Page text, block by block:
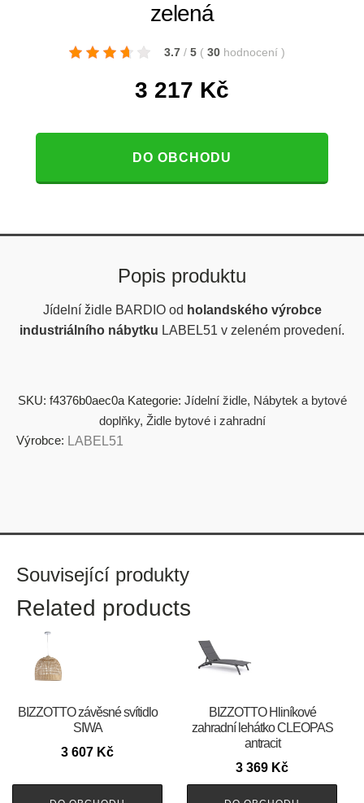
zelená
3.7 / 5 ( 30 hodnocení )
3 217 Kč
DO OBCHODU
Popis produktu
Jídelní židle BARDIO od holandského výrobce
industriálního nábytku LABEL51 v zeleném provedení.
SKU: f4376b0aec0a Kategorie: Jídelní židle, Nábytek a bytové
doplňky, Židle bytové i zahradní
Výrobce: LABEL51
Související produkty
Related products
BIZZOTTO závěsné svítidlo
SIWA
3 607 Kč
BIZZOTTO Hliníkové
zahradní lehátko CLEOPAS
antracit
3 369 Kč